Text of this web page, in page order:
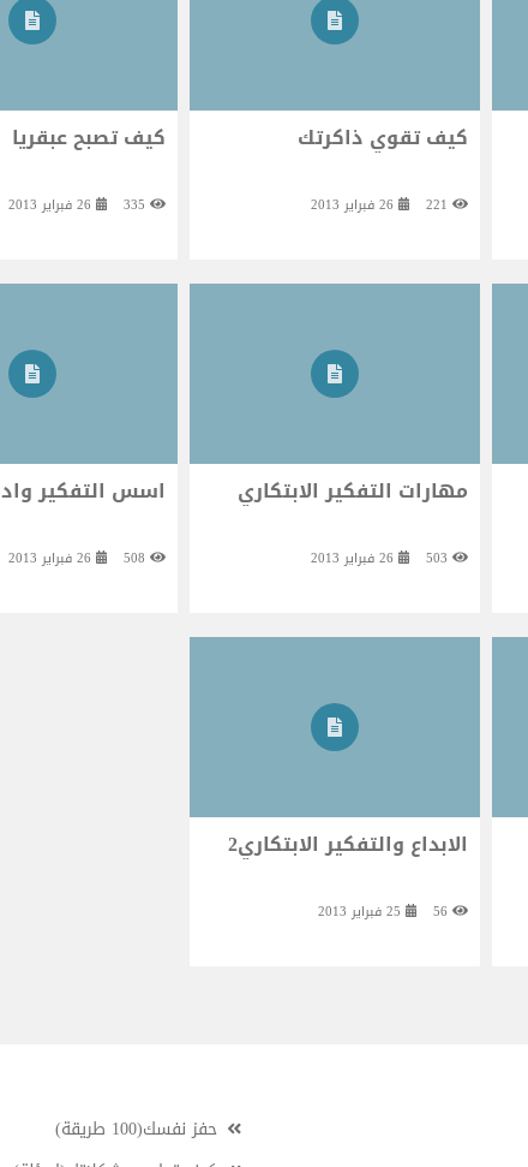
كيف تقوي ذاكرتك
221
كيف تصبح عبقريا
335
مهارات التفكير الابتكاري
503
اسس التفكير
508
الابداع والتفكير الابتكاري2
56
حفز نفسك(100 طريقة)